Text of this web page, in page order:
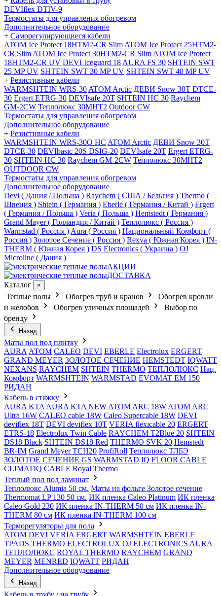
DEVIflex DTIV-9
Термостаты для управления обогревом
Дополнительное оборудование
+ Саморегулирующиеся кабели
ATOM Ice Protect 18HTM2-CR Slim ATOM Ice Protect 25HTM2-
CR Slim ATOM Ice Protect 30HTM2-CR Slim ATOM Ice Protect
18HTM2-CR UV DEVI Iceguard 18 AURA FS 30 SHTEIN SWT
25 MP UV SHTEIN SWT 30 MP UV SHTEIN SWT 40 MP UV
+ Резистивные кабели
WARMSHTEIN WRS-30 ATOM Arctic ДЕВИ Snow 30T DTCE-
30 Ergert ETRG-30 DEVIsafe 20T SHTEIN HC 30 Raychem
GM-2CW Теплолюкс 30МНТ2 Outdoor CW
Термостаты для управления обогревом
Дополнительное оборудование
+ Резистивные кабели
WARMSHTEIN WRS-30O HC ATOM Arctic ДЕВИ Snow 30T
DTCE-30 DEVIbasic 20S DSIG-20 DEVIsafe 20T Ergert ETRG-
30 SHTEIN HC 30 Raychem GM-2CW Теплолюкс 30МНТ2
OUTDOOR CW
Термостаты для управления обогревом
Дополнительное оборудование
Devi ( Дания / Польша ) Raychem ( США / Бельгия ) Thermo (
Швеция ) Shtein ( Германия ) Eberle ( Германия / Китай ) Ergert
( Германия / Польша ) Veria ( Польша ) Hemstedt ( Германия )
Grand Mayer ( Голландия / Китай ) Теплолюкс ( Россия )
Warmstad ( Россия ) Aura ( Россия ) Национальный Комфорт (
Россия ) Золотое Сечение ( Россия ) Rexva ( Южная Корея ) IN-
THERM ( Южная Корея ) DS Electronics ( Украина ) OJ
Microline ( Дания )
АКЦИИ
ДОСТАВКА
Каталог
×
Теплые полы Обогрев труб и кранов
Обогрев кровли
и желобов
Обогрев уличных площадей
Выбор по
бренду
Назад
Маты пол под плитку
AURA АТОМ CALEO DEVI EBERLE Electrolux ERGERT
GRAND MEYER ЗОЛОТОЕ СЕЧЕНИЕ HEMSTEDT IQWATT
NEXANS RAYCHEM SHTEIN THERMO ТЕПЛОЛЮКС Нац.
Комфорт WARMSHTEIN WARMSTAD EVOMAT EM 150
РИДАН
Кабель в стяжку
AURA KTA AURA KTA NEW ATOM ARC 18W ATOM ARC
Ultra 16W CALEO cable 18W Caleo Supercable 18W DEVI
deviflex 18T DEVI deviflex 10T VERIA flexicable 20 ERGERT
ETRS-18 Electrolux Twin Cable RAYCHEM T2Blue 20 SHTEIN
DS18 Black SHTEIN DS18 Red THERMO SVK 20 Hemstedt
BR-IM Grand Meyer TCH20 ProfiRoll Теплолюкс ТЛБЭ
ЗОЛОТОЕ СЕЧЕНИЕ GS WARMSTAD IQ FLOOR CABLE
CLIMATIQ CABLE Royal Thermo
Теплый пол под ламинат
Теплолюкс Alumia 50 см. Маты на фольге Золотое сечение
Thermomat LP 130 50 cм. ИК пленка Caleo Platinum ИК пленка
Caleo Gold 230 ИК пленка IN-THERM 50 см ИК пленка IN-
THERM 80 см ИК пленка IN-THERM 100 см
Терморегуляторы для пола
ATOM DEVI VERIA ERGERT WARMSHTEIN EBERLE
TPADS THERMO ELECTROLUX OJ ELECTRONICS AURA
ТЕПЛОЛЮКС ROYAL THERMO RAYCHEM GRAND
MEYER MENRED IQWATT РИДАН
Дополнительное оборудование
Назад
Кабель в трубу / на трубу